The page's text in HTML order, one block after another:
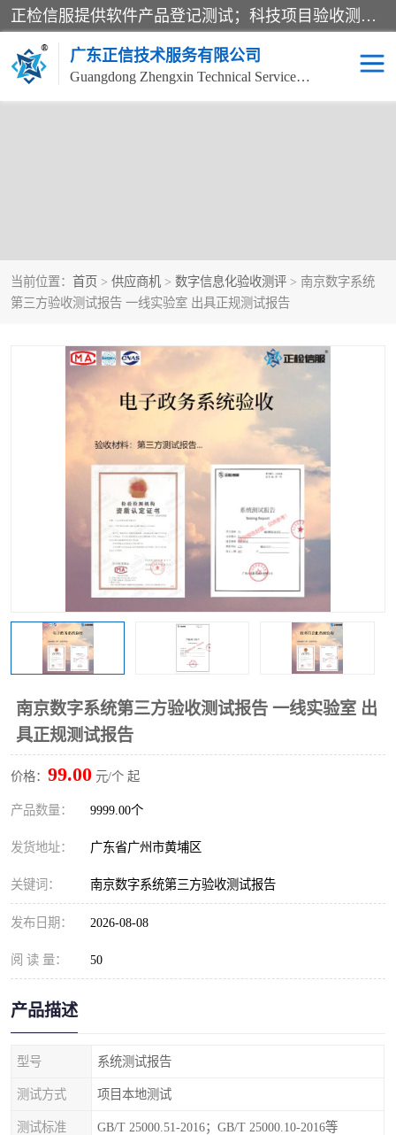
正检信服提供软件产品登记测试；科技项目验收测试；产品确认测试；功能测试；性能测试；安全测试；代码审计测试；漏洞扫描测试；渗透测试；风险评估测试；信息安全等级保护测评；双软认定；实验室建设质量体系建设；软件着作权、软件评测等服务。
广东正信技术服务有限公司
Guangdong Zhengxin Technical Service Co., Ltd
当前位置： 首页 > 供应商机 > 数字信息化验收测评 > 南京数字系统
第三方验收测试报告 一线实验室 出具正规测试报告
南京数字系统第三方验收测试报告 一线实验室 出
具正规测试报告
价格： 99.00 元/个 起
产品数量： 9999.00个
发货地址： 广东省广州市黄埔区
关键词： 南京数字系统第三方验收测试报告
发布日期： 2026-08-08
阅 读 量： 50
产品描述
型号 系统测试报告
测试方式 项目本地测试
测试标准 GB/T 25000.51-2016；GB/T 25000.10-2016等